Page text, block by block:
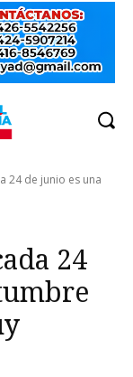
24 de junio es una
24